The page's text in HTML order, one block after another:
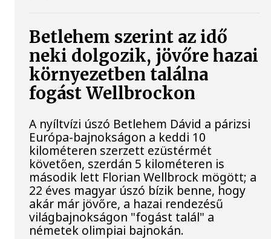
Betlehem szerint az idő
neki dolgozik, jövőre hazai
környezetben találna
fogást Wellbrockon
A nyíltvízi úszó Betlehem Dávid a párizsi
Európa-bajnokságon a keddi 10
kilométeren szerzett ezüstérmét
követően, szerdán 5 kilométeren is
második lett Florian Wellbrock mögött; a
22 éves magyar úszó bízik benne, hogy
akár már jövőre, a hazai rendezésű
világbajnokságon "fogást talál" a
németek olimpiai bajnokán.